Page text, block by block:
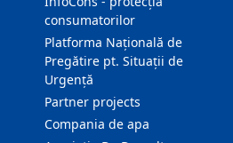
consumatorilor
Platforma Națională de
Pregătire pt. Situații de
Urgență
Partner projects
Compania de apa